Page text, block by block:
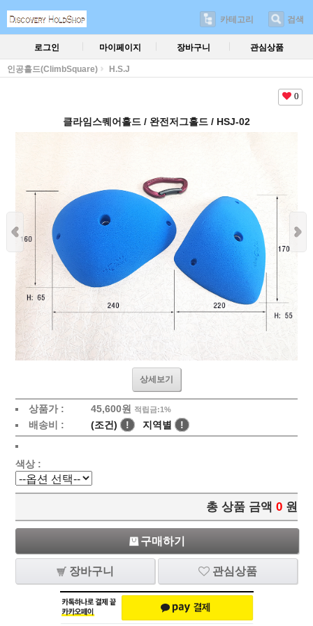
카테고리 검색
로그인 마이페이지 장바구니 관심상품
인공홀드(ClimbSquare) H.S.J
0
클라임스퀘어홀드 / 완전저그홀드 / HSJ-02
상세보기
상품가 : 45,600원 적립금:1%
배송비 : (조건) ! 지역별 !
색상 :
총 상품 금액 0 원
구매하기
장바구니 관심상품